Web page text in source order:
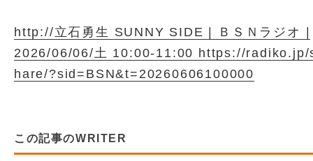
http://立石勇生 SUNNY SIDE | ＢＳＮラジオ |
2026/06/06/土 10:00-11:00 https://radiko.jp/
hare/?sid=BSN&t=20260606100000
この記事のWRITER